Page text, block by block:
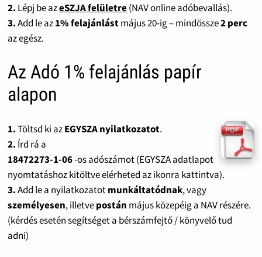
2. Lépj be azeSZJA felületre(NAV online adóbevallás).
3.Add le az1% felajánlástmájus 20-ig – mindössze2 perc
az egész.
Az Adó 1% felajánlás papír
alapon
1.Töltsd ki azEGYSZA nyilatkozatot.
2. Írd rá a
18472273-1-06-os adószámot (EGYSZA adatlapot
nyomtatáshoz kitöltve elérheted az ikonra kattintva).
3.Add le a nyilatkozatotmunkáltatódnak, vagy
személyesen, illetvepostán május közepéig a NAV részére.
(kérdés esetén segítséget a bérszámfejtő / könyvelő tud
adni)